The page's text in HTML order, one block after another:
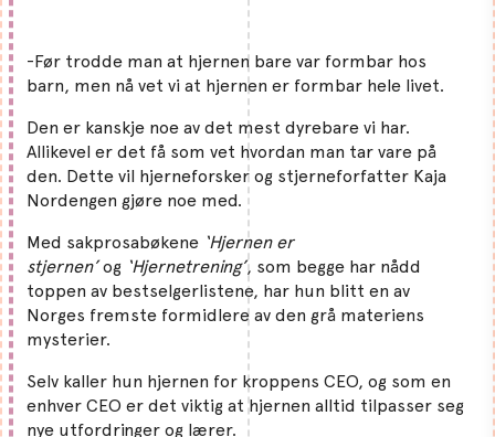
-Før trodde man at hjernen bare var formbar hos
barn, men nå vet vi at hjernen er formbar hele livet.
Den er kanskje noe av det mest dyrebare vi har.
Allikevel er det få som vet hvordan man tar vare på
den. Dette vil hjerneforsker og stjerneforfatter Kaja
Nordengen gjøre noe med.
Med sakprosabøkene ‘Hjernen er
stjernen’og ‘Hjernetrening’, som begge har nådd
toppen av bestselgerlistene, har hun blitt en av
Norges fremste formidlere av den grå materiens
mysterier.
Selv kaller hun hjernen for kroppens CEO, og som en
enhver CEO er det viktig at hjernen alltid tilpasser seg
nye utfordringer og lærer.